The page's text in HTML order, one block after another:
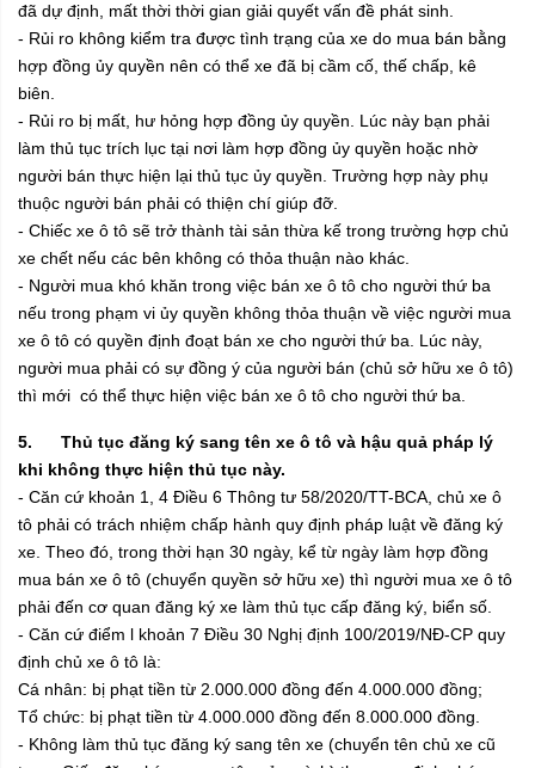
đã dự định, mất thời thời gian giải quyết vấn đề phát sinh.
- Rủi ro không kiểm tra được tình trạng của xe do mua bán bằng
hợp đồng ủy quyền nên có thể xe đã bị cầm cố, thế chấp, kê
biên.
- Rủi ro bị mất, hư hỏng hợp đồng ủy quyền. Lúc này bạn phải
làm thủ tục trích lục tại nơi làm hợp đồng ủy quyền hoặc nhờ
người bán thực hiện lại thủ tục ủy quyền. Trường hợp này phụ
thuộc người bán phải có thiện chí giúp đỡ.
- Chiếc xe ô tô sẽ trở thành tài sản thừa kế trong trường hợp chủ
xe chết nếu các bên không có thỏa thuận nào khác.
- Người mua khó khăn trong việc bán xe ô tô cho người thứ ba
nếu trong phạm vi ủy quyền không thỏa thuận về việc người mua
xe ô tô có quyền định đoạt bán xe cho người thứ ba. Lúc này,
người mua phải có sự đồng ý của người bán (chủ sở hữu xe ô tô)
thì mới có thể thực hiện việc bán xe ô tô cho người thứ ba.
5. Thủ tục đăng ký sang tên xe ô tô và hậu quả pháp lý
khi không thực hiện thủ tục này.
- Căn cứ khoản 1, 4 Điều 6 Thông tư 58/2020/TT-BCA, chủ xe ô
tô phải có trách nhiệm chấp hành quy định pháp luật về đăng ký
xe. Theo đó, trong thời hạn 30 ngày, kể từ ngày làm hợp đồng
mua bán xe ô tô (chuyển quyền sở hữu xe) thì người mua xe ô tô
phải đến cơ quan đăng ký xe làm thủ tục cấp đăng ký, biển số.
- Căn cứ điểm l khoản 7 Điều 30 Nghị định 100/2019/NĐ-CP quy
định chủ xe ô tô là:
Cá nhân: bị phạt tiền từ 2.000.000 đồng đến 4.000.000 đồng;
Tổ chức: bị phạt tiền từ 4.000.000 đồng đến 8.000.000 đồng.
- Không làm thủ tục đăng ký sang tên xe (chuyển tên chủ xe cũ